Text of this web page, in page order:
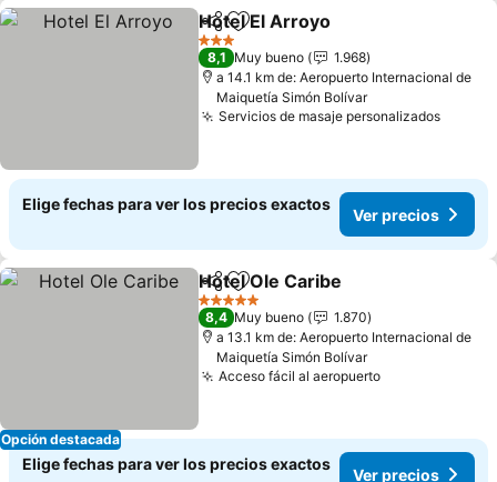
CompartirAgregar a favoritos
Hotel El Arroyo
3 Estrellas
8,1 Muy bueno
1.968
a 14.1 km de: Aeropuerto Internacional de
Maiquetía Simón Bolívar
Servicios de masaje personalizadosVer
Elige fechas para ver los precios exactos
Ver precios
Opción destacada
CompartirAgregar a favoritos
Hotel Ole Caribe
5 Estrellas
8,4 Muy bueno
1.870
a 13.1 km de: Aeropuerto Internacional de
Maiquetía Simón Bolívar
Acceso fácil al aeropuertoVer precios
Elige fechas para ver los precios exactos
Ver precios